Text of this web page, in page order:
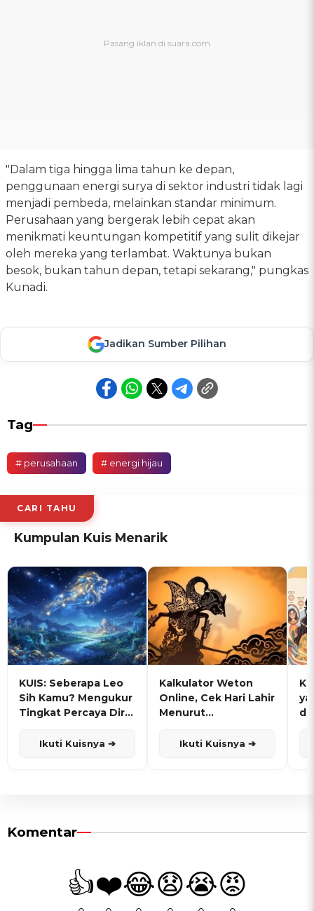
"Dalam tiga hingga lima tahun ke depan,
penggunaan energi surya di sektor industri tidak lagi
menjadi pembeda, melainkan standar minimum.
Perusahaan yang bergerak lebih cepat akan
menikmati keuntungan kompetitif yang sulit dikejar
oleh mereka yang terlambat. Waktunya bukan
besok, bukan tahun depan, tetapi sekarang," pungkas
Kunadi.
Jadikan Sumber Pilihan
Tag
# perusahaan # energi hijau
CARI TAHU
Kumpulan Kuis Menarik
KUIS: Seberapa Leo
Sih Kamu? Mengukur
Tingkat Percaya Diri
Ikuti Kuisnya ➔
Kalkulator Weton
Online, Cek Hari Lahir
Menurut
Ikuti Kuisnya ➔
Komentar
👍❤️😂😧😭😡